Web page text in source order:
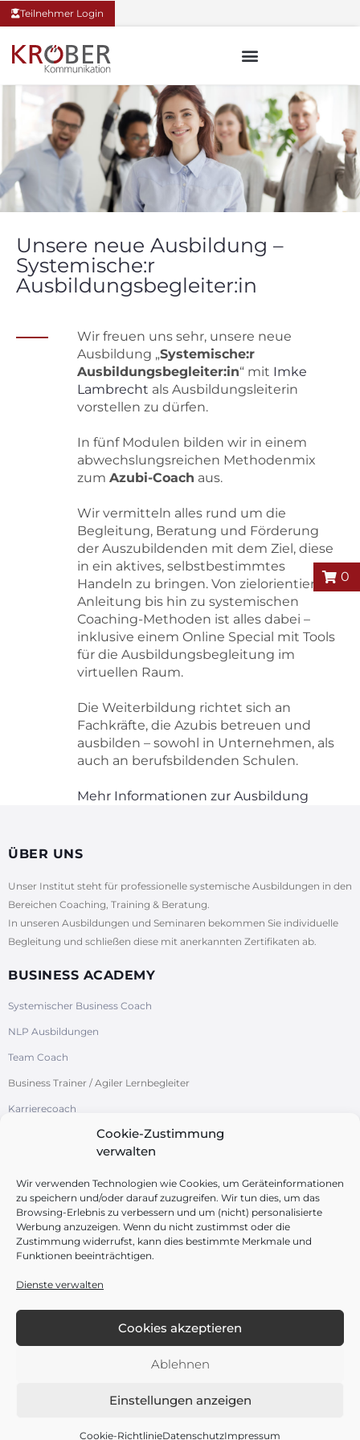
Cookie-Zustimmung
verwalten
Wir verwenden Technologien wie Cookies, um Geräteinformationen
zu speichern und/oder darauf zuzugreifen. Wir tun dies, um das
Browsing-Erlebnis zu verbessern und um (nicht) personalisierte
Werbung anzuzeigen. Wenn du nicht zustimmst oder die
Zustimmung widerrufst, kann dies bestimmte Merkmale und
Funktionen beeinträchtigen.
Dienste verwalten
Cookies akzeptieren
Ablehnen
Einstellungen anzeigen
Cookie-RichtlinieDatenschutzImpressum
Teilnehmer Login
0
Unsere neue Ausbildung –
Systemische:r
Ausbildungsbegleiter:in
Wir freuen uns sehr, unsere neue
Ausbildung „Systemische:r
Ausbildungsbegleiter:in“ mit Imke
Lambrecht als Ausbildungsleiterin
vorstellen zu dürfen.
In fünf Modulen bilden wir in einem
abwechslungsreichen Methodenmix
zumAzubi-Coach aus.
Wir vermitteln alles rund um die
Begleitung, Beratung und Förderung
der Auszubildenden mit dem Ziel, diese
in ein aktives, selbstbestimmtes
Handeln zu bringen. Von zielorientierter
Anleitung bis hin zu systemischen
Coaching-Methoden ist alles dabei –
inklusive einem Online Special mit Tools
für die Ausbildungsbegleitung im
virtuellen Raum.
Die Weiterbildung richtet sich an
Fachkräfte, die Azubis betreuen und
ausbilden – sowohl in Unternehmen, als
auch an berufsbildenden Schulen.
Mehr Informationen zur Ausbildung
ÜBER UNS
Unser Institut steht für professionelle systemische Ausbildungen in den
Bereichen Coaching, Training & Beratung.
In unseren Ausbildungen und Seminaren bekommen Sie individuelle
Begleitung und schließen diese mit anerkannten Zertifikaten ab.
BUSINESS ACADEMY
Systemischer Business Coach
NLP Ausbildungen
Team Coach
Business Trainer / Agiler Lernbegleiter
Karrierecoach
Systemische Organisationsentwicklung
/ Change-Management
Allgemeine Geschäftsbedingungen (AGB)